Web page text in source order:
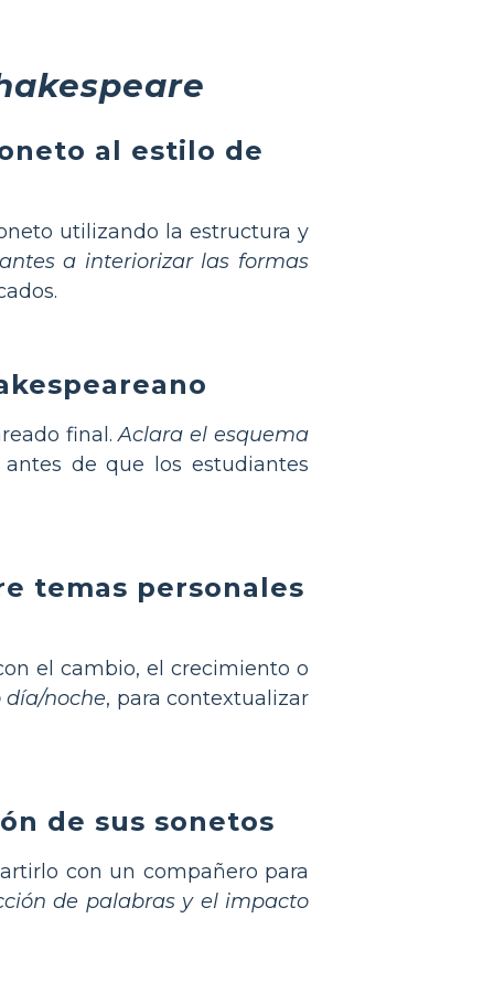
al estilo de
utilizando la estructura y
a interiorizar las formas
final.Aclara el esquema
de que los estudiantes
temas personales
el cambio, el crecimiento o
noche, para contextualizar
de sus sonetos
con un compañero para
de palabras y el impacto